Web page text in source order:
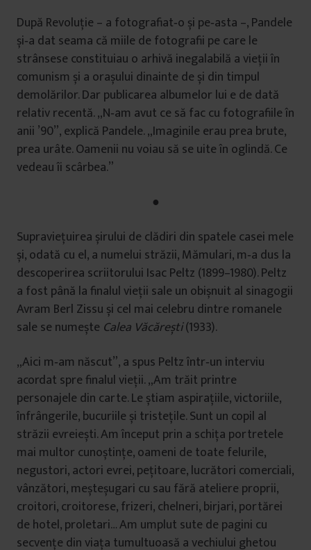
După Revoluţie – a fotografiat‑o și pe‑asta –, Pandele
și‑a dat seama că miile de fotografii pe care le
strânsese constituiau o arhivă inegalabilă a vieţii în
comunism și a orașului dinainte de și din timpul
demolărilor. Dar publicarea albumelor lui e de dată
relativ recentă. „N‑am avut ce să fac cu fotografiile în
anii ’90”, explică Pandele. „Imaginile erau prea brute,
prea urâte. Oamenii nu voiau să se uite în oglindă. Ce
vedeau îi scârbea.”
●
Supravieţuirea șirului de clădiri din spatele casei mele
și, odată cu el, a numelui străzii, Mămulari, m‑a dus la
descoperirea scriitorului Isac Peltz (1899–1980). Peltz
a fost până la finalul vieţii sale un obișnuit al sinagogii
Avram Berl Zissu și cel mai celebru dintre romanele
sale se numește Calea Văcărești(1933).
„Aici m‑am născut”, a spus Peltz într‑un interviu
acordat spre finalul vieţii. „Am trăit printre
personajele din carte. Le știam aspiraţiile, victoriile,
înfrângerile, bucuriile și tristeţile. Sunt un copil al
străzii evreiești. Am început prin a schiţa portretele
mai multor cunoștinţe, oameni de toate felurile,
negustori, actori evrei, peţitoare, lucrători comerciali,
vânzători, meșteșugari cu sau fără ateliere proprii,
croitori, croitorese, frizeri, chelneri, birjari, portărei
de hotel, proletari… Am umplut sute de pagini cu
secvenţe din viaţa tumultuoasă a vechiului ghetou